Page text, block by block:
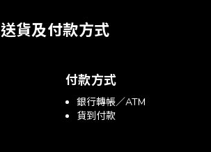
送貨及付款方式
付款方式
銀行轉帳／ATM
貨到付款